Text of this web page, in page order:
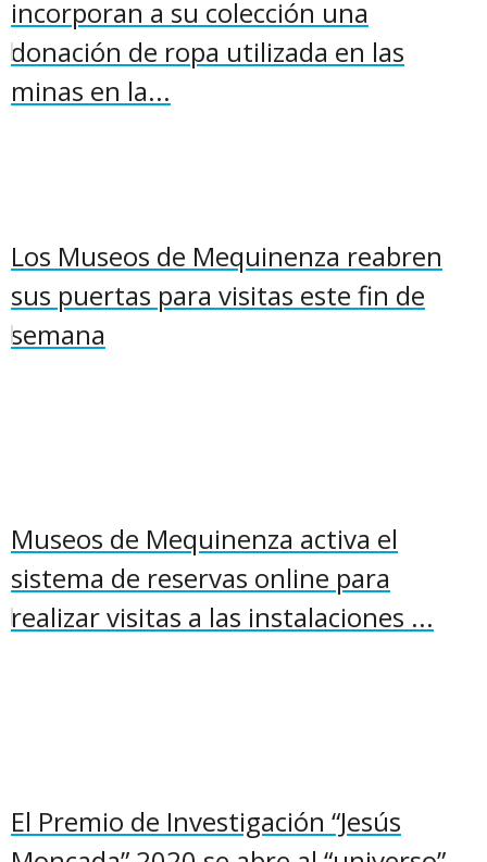
incorporan a su colección una
donación de ropa utilizada en las
minas en la...
Los Museos de Mequinenza reabren
sus puertas para visitas este fin de
semana
Museos de Mequinenza activa el
sistema de reservas online para
realizar visitas a las instalaciones ...
El Premio de Investigación “Jesús